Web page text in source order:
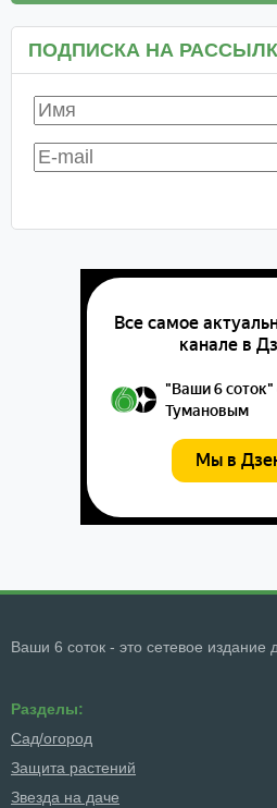
ПОДПИСКА НА
Ваши 6 соток - это сетевое издание
Разделы:
Сад/огород
Защита растений
Звезда на даче